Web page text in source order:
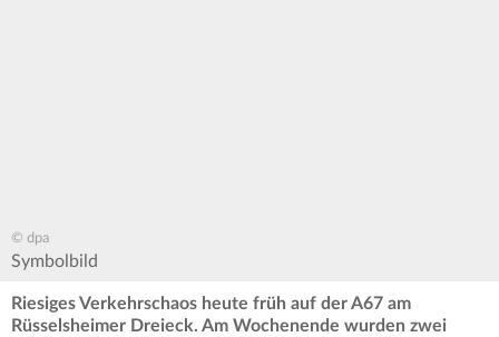
© dpa
Symbolbild
Riesiges Verkehrschaos heute früh auf der A67 am
Rüsselsheimer Dreieck. Am Wochenende wurden zwei